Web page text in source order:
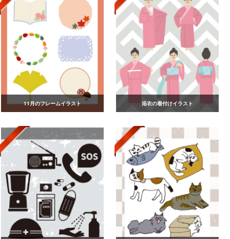
11月のフレームイラスト 浴衣の着付けイラスト